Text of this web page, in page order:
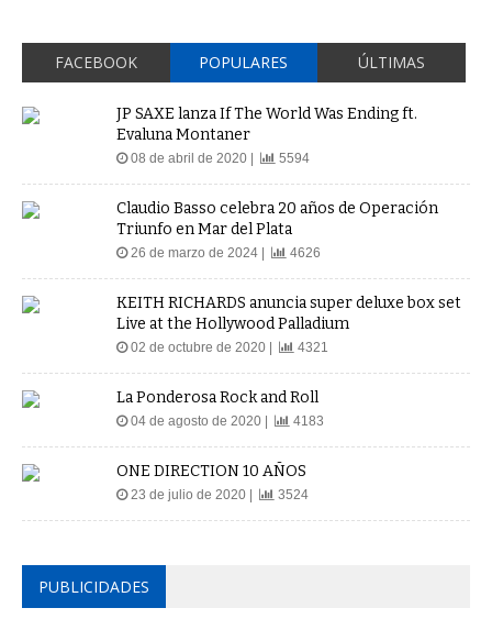
FACEBOOK POPULARES ÚLTIMAS
JP SAXE lanza If The World Was Ending ft.
Evaluna Montaner
08 de abril de 2020 | 5594
Claudio Basso celebra 20 años de Operación
Triunfo en Mar del Plata
26 de marzo de 2024 | 4626
KEITH RICHARDS anuncia super deluxe box set
Live at the Hollywood Palladium
02 de octubre de 2020 | 4321
La Ponderosa Rock and Roll
04 de agosto de 2020 | 4183
ONE DIRECTION 10 AÑOS
23 de julio de 2020 | 3524
PUBLICIDADES